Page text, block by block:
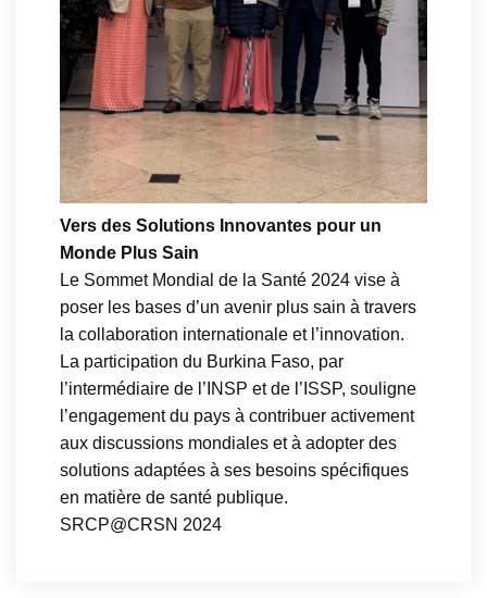
Vers des Solutions Innovantes pour un
Monde Plus Sain
Le Sommet Mondial de la Santé 2024 vise à
poser les bases d’un avenir plus sain à travers
la collaboration internationale et l’innovation.
La participation du Burkina Faso, par
l’intermédiaire de l’INSP et de l’ISSP, souligne
l’engagement du pays à contribuer activement
aux discussions mondiales et à adopter des
solutions adaptées à ses besoins spécifiques
en matière de santé publique.
SRCP@CRSN 2024